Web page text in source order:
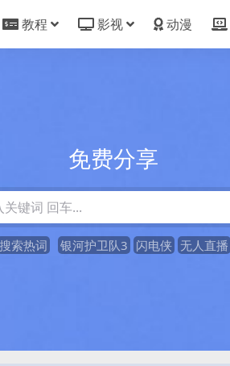
教程 影视 动漫
免费分享
搜索热词 银河护卫队3 闪电侠 无人直播